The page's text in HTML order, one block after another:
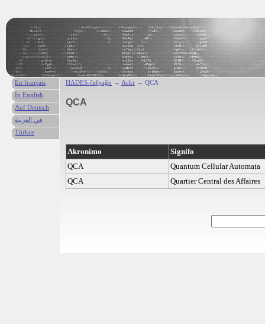
HADES-ĉefpaĝo → Ackr → QCA
QCA
Akronimo
Signifo
QCA
Quantum Cellular Automata
QCA
Quartier Central des Affaires
En français
In English
Auf Deutsch
في العربية
Türkce